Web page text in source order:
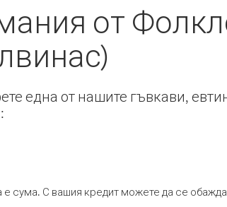
от
една от нашите гъвкави,
е сума. С вашия кредит можете да се